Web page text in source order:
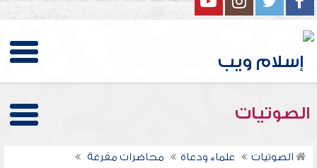
الصوتيات
الصوتيات علماء ودعاة
محاضرات مفرغة